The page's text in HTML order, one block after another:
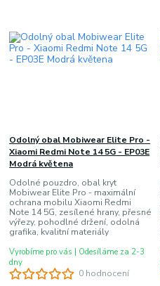
0 hodnocení
Odolný obal Mobiwear Elite Pro -
Xiaomi Redmi Note 14 5G - EP03E
Modrá květena
Odolné pouzdro, obal kryt
Mobiwear Elite Pro - maximální
ochrana mobilu Xiaomi Redmi
Note 14 5G, zesílené hrany, přesné
výřezy, pohodlné držení, odolná
grafika, kvalitní materiály
Vyrobíme pro vás | Odesíláme za 2-3
dny